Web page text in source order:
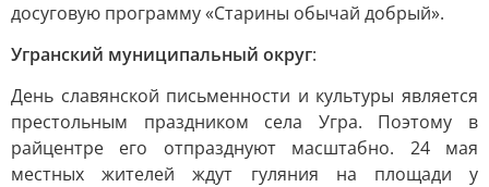
досуговую программу «Старины обычай добрый».
Угранский муниципальный округ:
День славянской письменности и культуры является
престольным праздником села Угра. Поэтому в
райцентре его отпразднуют масштабно. 24 мая
местных жителей ждут гуляния на площади у